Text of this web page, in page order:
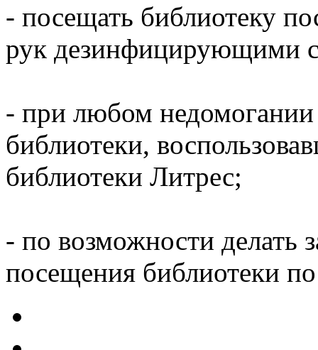
- посещать библиотеку
рук дезинфицирующими
- при любом недомогании
библиотеки,
библиотеки Литрес;
- по возможности делать
посещения библиотеки